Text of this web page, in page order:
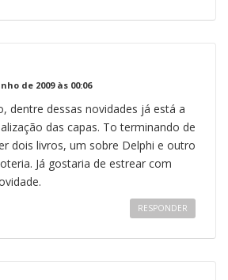
de 2009 às 00:06
dentre dessas novidades já está a
das capas. To terminando de
dois livros, um sobre Delphi e outro
Já gostaria de estrear com
RESPONDER